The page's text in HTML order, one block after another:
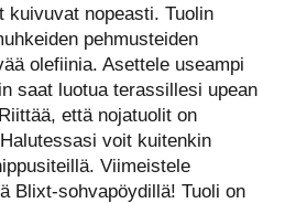
kuivuvat nopeasti. Tuolin
pehmusteiden
olefiinia. Asettele useampi
saat luotua terassillesi upean
että nojatuolit on
voit kuitenkin
Viimeistele
Blixt-sohvapöydillä! Tuoli on